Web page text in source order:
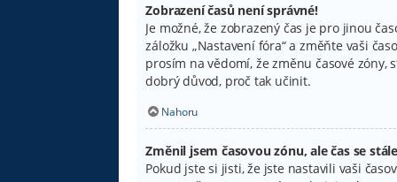
Zobrazení časů není správné!
Je možné, že zobrazený čas je pro jinou
záložku „Nastavení fóra“ a změňte vaši
prosím na vědomí, že změnu časové
dobrý důvod, proč tak učinit.
Nahoru
Změnil jsem časovou zónu, ale čas se
Pokud jste si jisti, že jste nastavili vaši